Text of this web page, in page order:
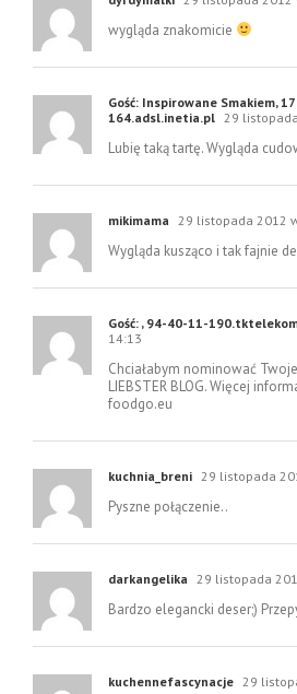
wygląda znakomicie
Gość: Inspirowane Smakiem,
164.adsl.inetia.pl 29
Lubię taką tartę. Wygląda
mikimama 29 listopada 2012
Wygląda kusząco i tak fajnie
Gość: , 94-40-11-
14:13
Chciałabym nominować
LIEBSTER BLOG. Więcej
foodgo.eu
kuchnia_breni 29 listopada
Pyszne połączenie..
darkangelika 29 listopada
Bardzo elegancki deser;)
kuchennefascynacje 29